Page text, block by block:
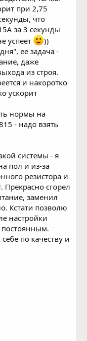
при 2,75
что
за 3 секунды
успеет
))
ее задача -
даже
из строя.
и накоротко
ускорит
нормы на
- надо взять
системы - я
пол и из-за
резистора и
Прекрасно сгорел
заменил
Кстати позволю
настройки
по качеству и